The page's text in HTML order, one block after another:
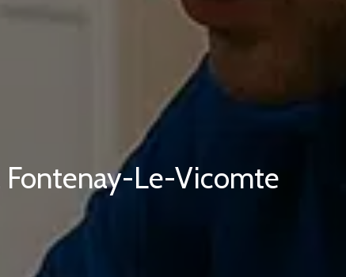
Fontenay-Le-Vicomte